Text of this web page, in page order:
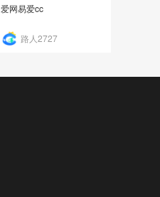
爱网易爱cc
路人2727